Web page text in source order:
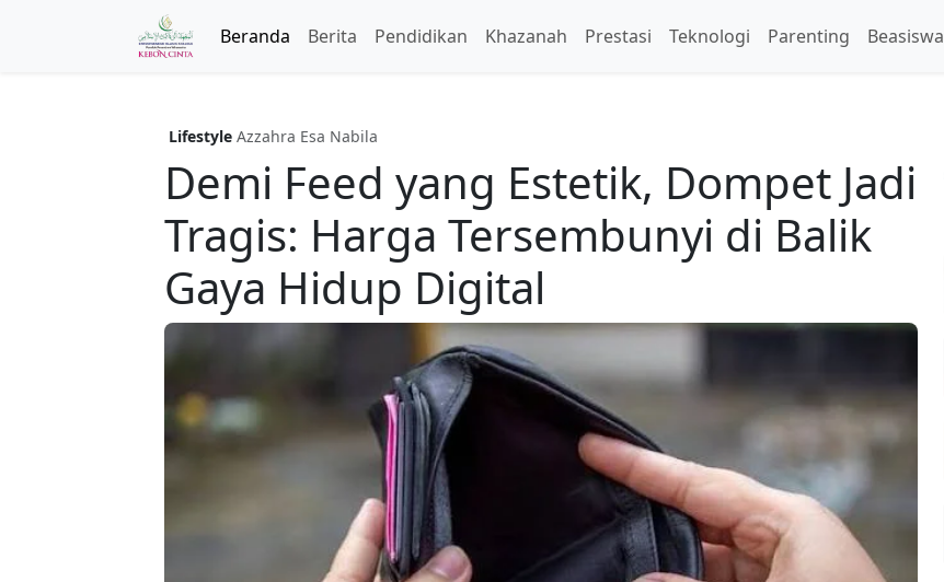
Beranda Berita Pendidikan Khazanah Prestasi Teknologi Parenting Beasiswa
Lifestyle Azzahra Esa Nabila
Demi Feed yang Estetik, Dompet Jadi
Tragis: Harga Tersembunyi di Balik
Gaya Hidup Digital